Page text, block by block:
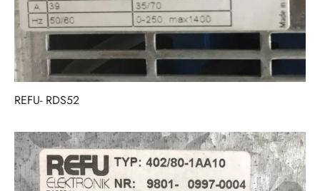
REFU- RDS52